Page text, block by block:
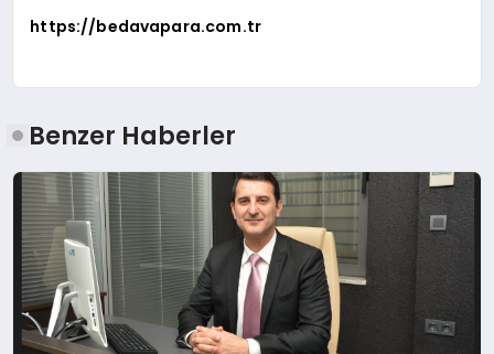
https://bedavapara.com.tr
Benzer Haberler